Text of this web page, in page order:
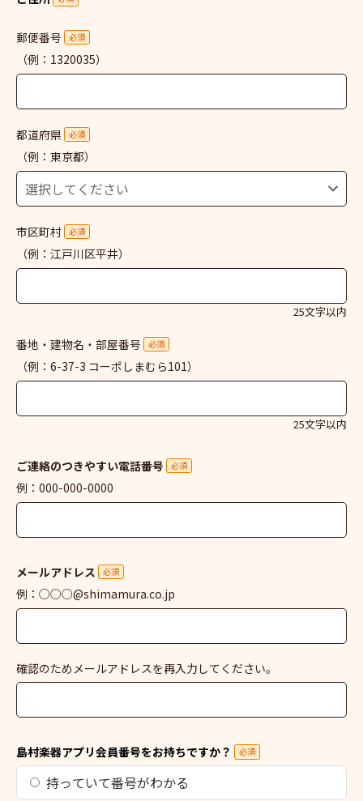
郵便番号 必須
（例：1320035）
都道府県 必須
（例：東京都）
市区町村 必須
（例：江戸川区平井）
25文字以内
番地・建物名・部屋番号 必須
（例：6-37-3 コーポしまむら101）
25文字以内
ご連絡のつきやすい電話番号 必須
例：000-000-0000
メールアドレス 必須
例：○○○@shimamura.co.jp
確認のためメールアドレスを再入力してください。
島村楽器アプリ会員番号をお持ちですか？ 必須
持っていて番号がわかる